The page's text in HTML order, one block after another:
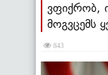
ვფიქრობ,
მოგვცემს
843